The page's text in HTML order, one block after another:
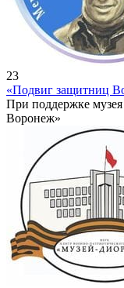
23
«Подвиг защитниц
При поддержке
Воронеж»